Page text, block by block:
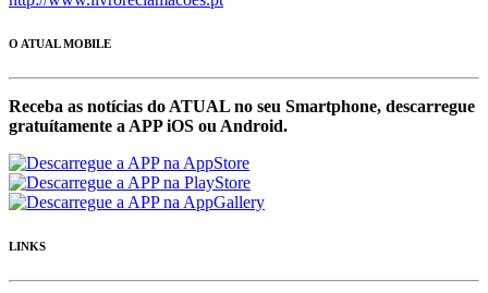
O ATUAL MOBILE
Receba as notícias do ATUAL no seu Smartphone, descarregue
gratuítamente a APP iOS ou Android.
LINKS